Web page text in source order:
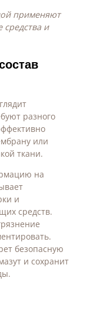
применяют
и
разного
или
ткани.
на
и
средств.
безопасную
и сохранит